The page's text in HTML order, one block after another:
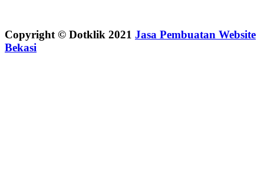
Copyright © Dotklik 2021 Jasa Pembuatan Website
Bekasi